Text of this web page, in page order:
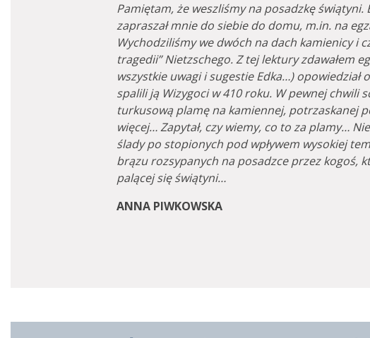
Pamiętam, że weszliśmy na posadzkę świątyni.
zapraszał mnie do siebie do domu, m.in. na
Wychodziliśmy we dwóch na dach kamienicy i
tragedii” Nietzschego. Z tej lektury zdawałem
wszystkie uwagi i sugestie Edka…) opowiedział
spalili ją Wizygoci w 410 roku. W pewnej chwili
turkusową plamę na kamiennej, potrzaskanej
więcej… Zapytał, czy wiemy, co to za plamy…
ślady po stopionych pod wpływem wysokiej
brązu rozsypanych na posadzce przez kogoś,
palącej się świątyni…
ANNA PIWKOWSKA